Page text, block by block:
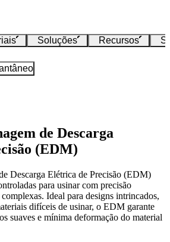
Soluções Recursos
de Descarga
(EDM)
Descarga Elétrica de Precisão (EDM)
para usinar com precisão
Ideal para designs intrincados,
difíceis de usinar, o EDM garante
suaves e mínima deformação do material